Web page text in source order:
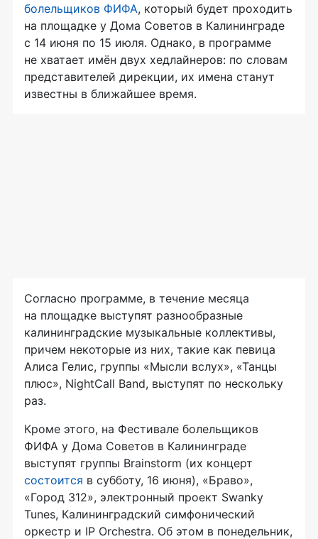
болельщиков ФИФА, который будет проходить
на площадке у Дома Советов в Калининграде
с 14 июня по 15 июля. Однако, в программе
не хватает имён двух хедлайнеров: по словам
представителей дирекции, их имена станут
известны в ближайшее время.
Согласно программе, в течение месяца
на площадке выступят разнообразные
калининградские музыкальные коллективы,
причем некоторые из них, такие как певица
Алиса Гелис, группы «Мысли вслух», «Танцы
плюс», NightCall Band, выступят по нескольку
раз.
Кроме этого, на Фестивале болельщиков
ФИФА у Дома Советов в Калининграде
выступят группы Brainstorm (их концерт
состоится в субботу, 16 июня), «Браво»,
«Город 312», электронный проект Swanky
Tunes, Калининградский симфонический
оркестр и IP Orchestra. Об этом в понедельник,